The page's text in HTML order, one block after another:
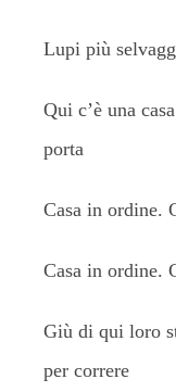
Lupi più
Qui c’è una
porta
Casa in ordine.
Casa in ordine.
Giù di qui loro
per correre